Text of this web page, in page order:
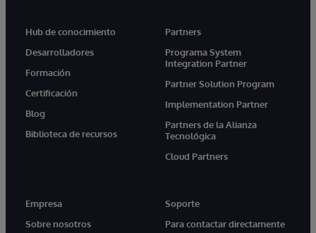
Hub de conocimiento
Desarrolladores
Formación
Certificación
Blog
Biblioteca de recursos
Partners
Programa System
Integration Partner
Partner Solution Program
Implementation Partner
Partners de la Alianza
Tecnológica
Cloud Partners
Empresa
Sobre nosotros
Soporte
Para contactar directamente